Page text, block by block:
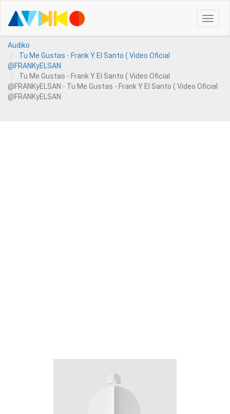
Toggle
Audiko
Tu Me Gustas - Frank Y El Santo ( Video Oficial
@FRANKyELSAN
Tu Me Gustas - Frank Y El Santo ( Video Oficial
@FRANKyELSAN - Tu Me Gustas - Frank Y El Santo ( Video Oficial
@FRANKyELSAN